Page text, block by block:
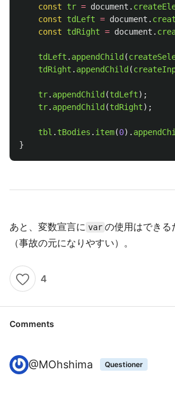
const
tr = document .
const
tdLeft = document .
const
tdRight = document .
tdLeft . appendChild (
tdRight . appendChild (
tr. appendChild (tdLeft);
tr. appendChild (tdRight);
tbl . tBodies . item(0).
}
あと、変数宣言に var の使用はできる
（事故の元になりやすい）。
4
Comments
@MOhshima Questioner